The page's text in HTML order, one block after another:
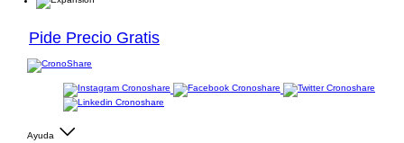
Pide Precio Gratis
Ayuda